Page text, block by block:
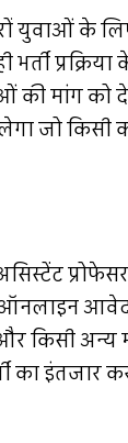
युवाओं के
भर्ती
की मांग
जो
ऑनलाइन
किसी अन्य
का इंतजार